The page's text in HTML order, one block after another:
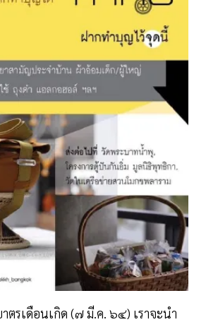
ตรเดือนเกิด (๗ มี.ค. ๖๔) เราจะนำ